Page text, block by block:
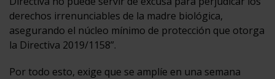
derechos irrenunciables de la madre biológica,
asegurando el núcleo mínimo de protección que otorga
la Directiva 2019/1158”.
Por todo esto, exige que se amplíe en una semana